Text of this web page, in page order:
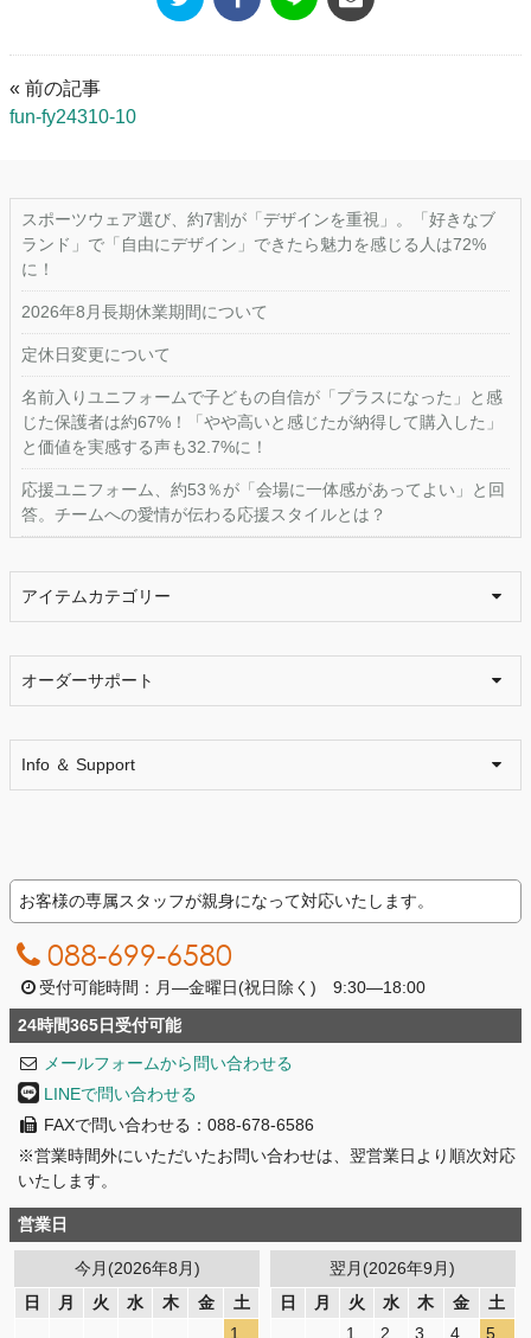
« 前の記事
fun-fy24310-10
スポーツウェア選び、約7割が「デザインを重視」。「好きなブ
ランド」で「自由にデザイン」できたら魅力を感じる人は72%
に！
2026年8月長期休業期間について
定休日変更について
名前入りユニフォームで子どもの自信が「プラスになった」と感
じた保護者は約67%！「やや高いと感じたが納得して購入した」
と価値を実感する声も32.7%に！
応援ユニフォーム、約53％が「会場に一体感があってよい」と回
答。チームへの愛情が伝わる応援スタイルとは？
アイテムカテゴリー
オーダーサポート
Info ＆ Support
お客様の専属スタッフが親身になって対応いたします。
088-699-6580
受付可能時間：月―金曜日(祝日除く) 9:30―18:00
24時間365日受付可能
メールフォームから問い合わせる
LINEで問い合わせる
FAXで問い合わせる：088-678-6586
※営業時間外にいただいたお問い合わせは、翌営業日より順次対応
いたします。
営業日
今月(2026年8月)
日
月 火 水 木 金
土
1
翌月(2026年9月)
日
月 火 水 木 金
土
1
2 3 4 5